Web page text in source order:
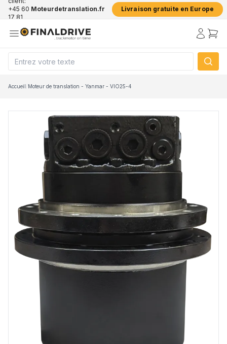
+45 60
17 81
Moteurdetranslation.fr Livraison gratuite en Europe
Accueil/Moteur de translation - Yanmar - VIO25-4